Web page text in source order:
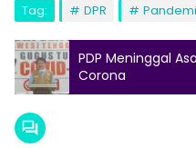
Tag: DPR
PDP Meninggal
Corona